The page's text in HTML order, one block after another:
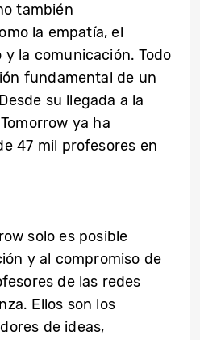
también
la empatía, el
la comunicación. Todo
fundamental de un
su llegada a la
ya ha
47 mil profesores en
solo es posible
y al compromiso de
de las redes
Ellos son los
de ideas,